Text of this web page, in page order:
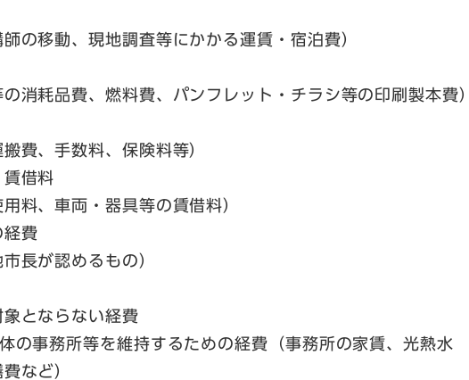
師の移動、現地調査等にかかる運賃・宿泊費）
の消耗品費、燃料費、パンフレット・チラシ等の印刷製本費）
搬費、手数料、保険料等）
借料
用料、車両・器具等の賃借料）
経費
市長が認めるもの）
とならない経費
の事務所等を維持するための経費（事務所の家賃、光熱水
など）